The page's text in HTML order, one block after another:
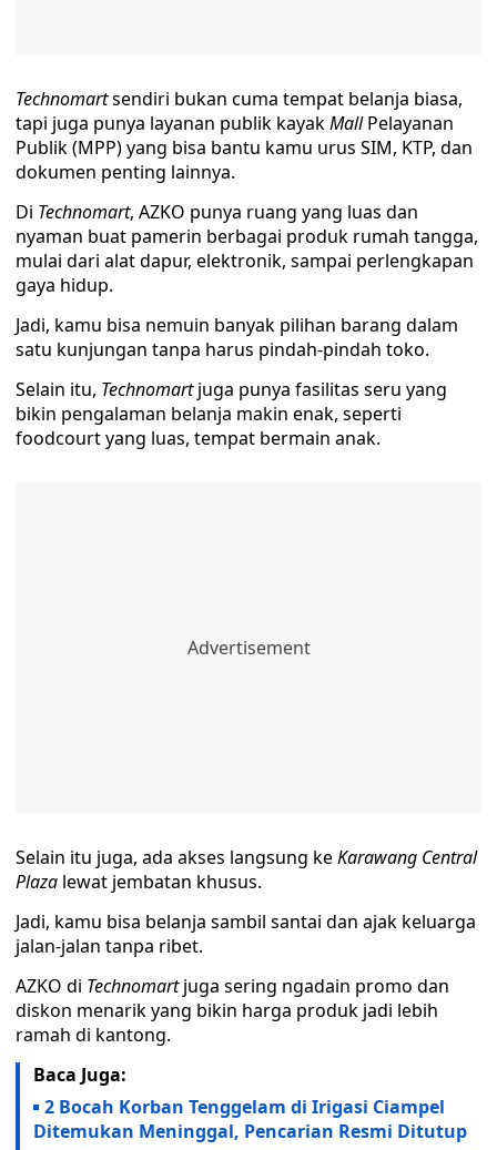
Technomartsendiri bukan cuma tempat belanja biasa,
tapi juga punya layanan publik kayakMallPelayanan
Publik (MPP) yang bisa bantu kamu urus SIM, KTP, dan
dokumen penting lainnya.
Di Technomart, AZKO punya ruang yang luas dan
nyaman buat pamerin berbagai produk rumah tangga,
mulai dari alat dapur, elektronik, sampai perlengkapan
gaya hidup.
Jadi, kamu bisa nemuin banyak pilihan barang dalam
satu kunjungan tanpa harus pindah-pindah toko.
Selain itu, Technomartjuga punya fasilitas seru yang
bikin pengalaman belanja makin enak, seperti
foodcourt yang luas, tempat bermain anak.
Selain itu juga, ada akses langsung keKarawang Central
Plaza lewat jembatan khusus.
Jadi, kamu bisa belanja sambil santai dan ajak keluarga
jalan-jalan tanpa ribet.
AZKO di Technomartjuga sering ngadain promo dan
diskon menarik yang bikin harga produk jadi lebih
ramah di kantong.
Baca Juga:
2 Bocah Korban Tenggelam di Irigasi Ciampel
Ditemukan Meninggal, Pencarian Resmi Ditutup